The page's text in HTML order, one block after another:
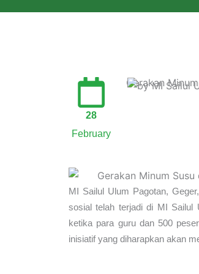
28
February
Gerakan
MI Sailul Ulum Pagotan,
sosial telah terjadi di MI Sailul
ketika para guru dan 500
inisiatif yang diharapkan akan